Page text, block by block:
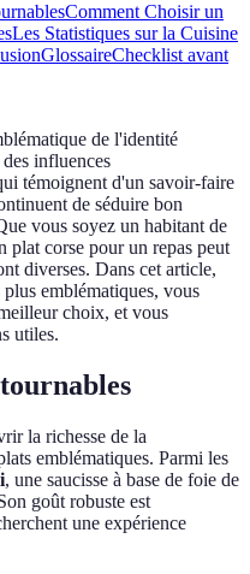
Comment Choisir un
Les Statistiques sur la Cuisine
GlossaireChecklist avant
de l'identité
influences
témoignent d'un savoir-faire
de séduire bon
vous soyez un habitant de
corse pour un repas peut
diverses. Dans cet article,
emblématiques, vous
choix, et vous
utiles.
la richesse de la
emblématiques. Parmi les
, une saucisse à base de foie de
goût robuste est
une expérience